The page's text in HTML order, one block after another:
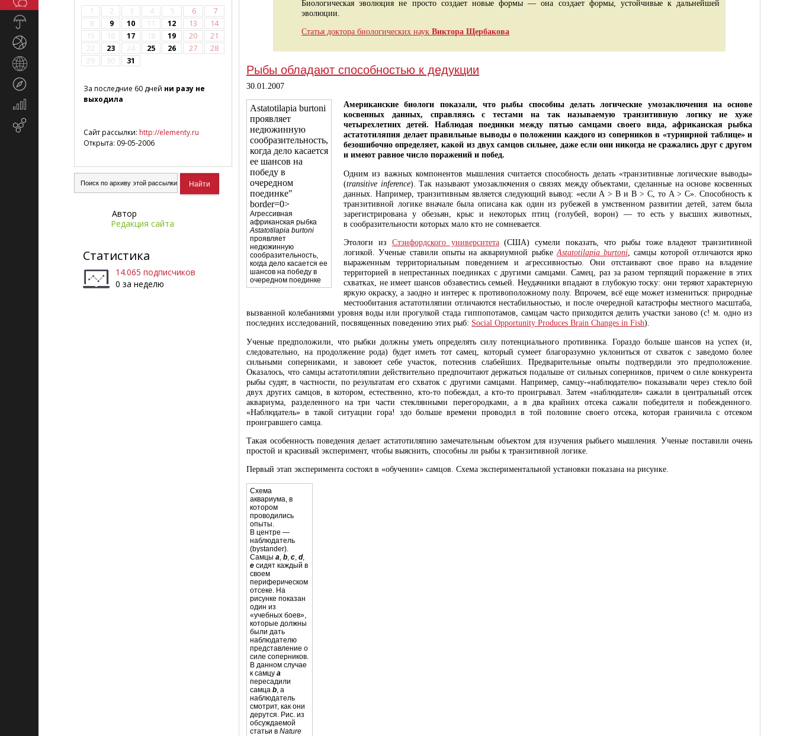
Экономика
маркетинг
1 2 3 4 5 6
7
8
9 10 11 12 13
14
15
16 17 18 19 20
21
22
23 24 25 26 27
28
29
30 31
За последние 60 дней ни разу не
выходила
Сайт рассылки: http://elementy.ru
Открыта: 09-05-2006
Автор
Редакция сайта
Статистика
14.065 подписчиков
0 за неделю
Биологическая эволюция не просто создает новые формы — она создает формы, устойчивые к дальнейшей
эволюции.
Статья доктора биологических наукВиктора Щербакова
Рыбы обладают способностью к дедукции
30.01.2007
Astatotilapia burtoni
проявляет
недюжинную
сообразительность,
когда дело касается
ее шансов на
победу в
очередном
поединке"
border=0>
Агрессивная
африканская рыбка
Astatotilapia burtoni
проявляет
недюжинную
сообразительность,
когда дело касается ее
шансов на победу в
очередном поединке
Американские биологи показали, что рыбы способны делать логические умозаключения на основе
косвенных данных, справляясь с тестами на так называемую транзитивную логику не хуже
четырехлетних детей. Наблюдая поединки между пятью самцами своего вида, африканская рыбка
астатотиляпия делает правильные выводы о положении каждого из соперников в «турнирной таблице» и
безошибочно определяет, какой из двух самцов сильнее, даже если они никогда не сражались друг с другом
и имеют равное число поражений и побед.
Одним из важных компонентов мышления считается способность делать «транзитивные логические выводы»
(transitive inference). Так называют умозаключения о связях между объектами, сделанные на основе косвенных
данных. Например, транзитивным является следующий вывод: «если А > B и B > C, то A > C». Способность к
транзитивной логике вначале была описана как один из рубежей в умственном развитии детей, затем была
зарегистрирована у обезьян, крыс и некоторых птиц (голубей, ворон) — то есть у высших животных,
в сообразительности которых мало кто не сомневается.
Этологи из Стэнфордского университета(США) сумели показать, что рыбы тоже владеют транзитивной
логикой. Ученые ставили опыты на аквариумной рыбке Astatotilapia burtoni , самцы которой отличаются ярко
выраженным территориальным поведением и агрессивностью. Они отстаивают свое право на владение
территорией в непрестанных поединках с другими самцами. Самец, раз за разом терпящий поражение в этих
схватках, не имеет шансов обзавестись семьей. Неудачники впадают в глубокую тоску: они теряют характерную
яркую окраску, а заодно и интерес к противоположному полу. Впрочем, всё еще может измениться: природные
местообитания астатотиляпии отличаются нестабильностью, и после очередной катастрофы местного масштаба,
вызванной колебаниями уровня воды или прогулкой стада гиппопотамов, самцам часто приходится делить участки заново (с! м. одно из
последних исследований, посвященных поведению этих рыб: Social Opportunity Produces Brain Changes in Fish).
Ученые предположили, что рыбки должны уметь определять силу потенциального противника. Гораздо больше шансов на успех (и,
следовательно, на продолжение рода) будет иметь тот самец, который сумеет благоразумно уклониться от схваток с заведомо более
сильными соперниками, и завоюет себе участок, потеснив слабейших. Предварительные опыты подтвердили это предположение.
Оказалось, что самцы астатотиляпии действительно предпочитают держаться подальше от сильных соперников, причем о силе конкурента
рыбы судят, в частности, по результатам его схваток с другими самцами. Например, самцу-«наблюдателю» показывали через стекло бой
двух других самцов, в котором, естественно, кто-то побеждал, а кто-то проигрывал. Затем «наблюдателя» сажали в центральный отсек
аквариума, разделенного на три части стеклянными перегородками, а в два крайних отсека сажали победителя и побежденного.
«Наблюдатель» в такой ситуации гора! здо больше времени проводил в той половине своего отсека, которая граничила с отсеком
проигравшего самца.
Такая особенность поведения делает астатотиляпию замечательным объектом для изучения рыбьего мышления. Ученые поставили очень
простой и красивый эксперимент, чтобы выяснить, способны ли рыбы к транзитивной логике.
Первый этап эксперимента состоял в «обучении» самцов. Схема экспериментальной установки показана на рисунке.
Схема
аквариума, в
котором
проводились
опыты.
В центре —
наблюдатель
(bystander).
Самцыa b ,c ,d,
e сидят каждый в
своем
периферическом
отсеке. На
рисунке показан
один из
«учебных боев»,
которые должны
были дать
наблюдателю
представление о
силе соперников.
В данном случае
к самцуa
пересадили
самцаb , а
наблюдатель
смотрит, как они
дерутся. Рис. из
обсуждаемой
статьи вNature